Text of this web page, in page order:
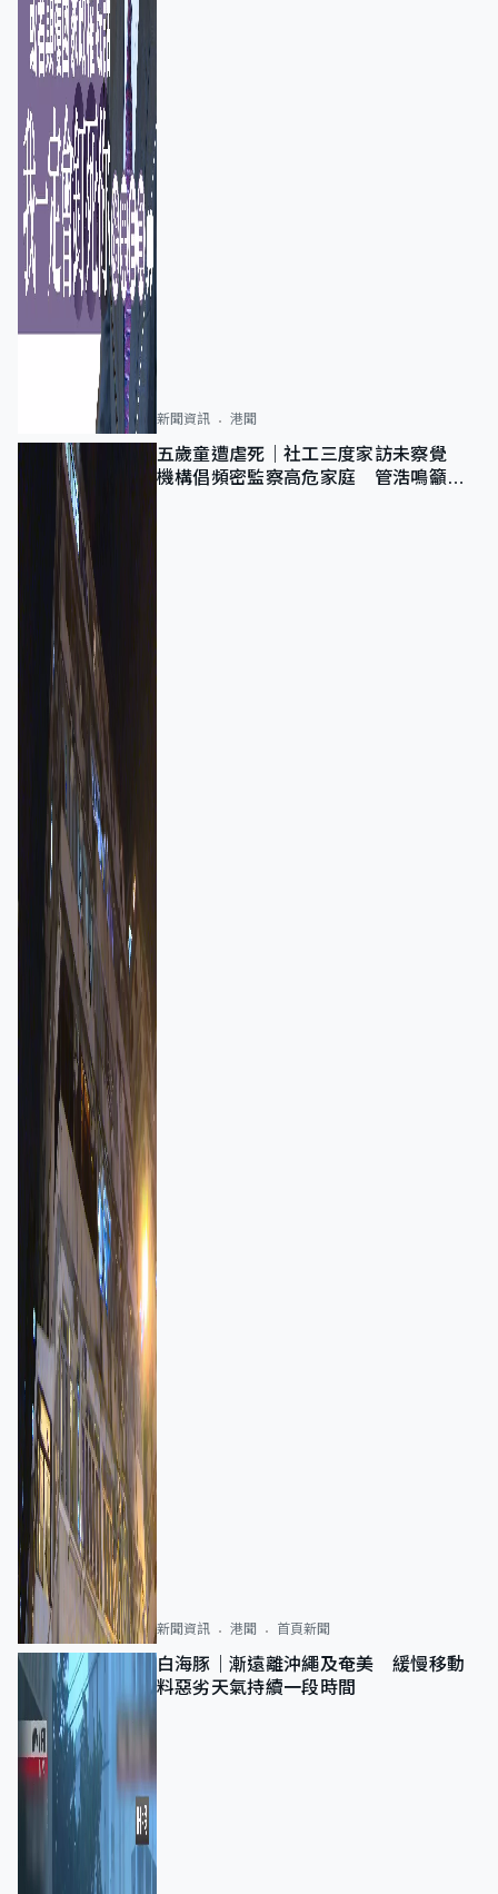
新聞資訊 港聞
五歲童遭虐死｜社工三度家訪未察覺
機構倡頻密監察高危家庭 管浩鳴籲加
新聞資訊 港聞 首頁新聞
白海豚｜漸遠離沖繩及奄美 緩慢移動
料惡劣天氣持續一段時間